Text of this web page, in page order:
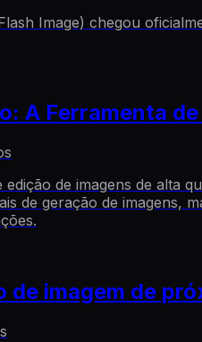
Image) chegou
A Ferramenta
de imagens de alta
de geração de imagens,
de imagem de